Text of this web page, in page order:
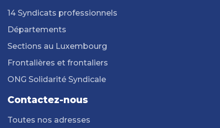
14 Syndicats professionnels
Départements
Sections au Luxembourg
Frontalières et frontaliers
ONG Solidarité Syndicale
Contactez-nous
Toutes nos adresses